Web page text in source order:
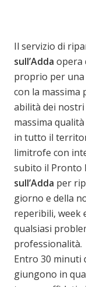
Il servizio di
sull’Adda opera
proprio per
con la massima
abilità dei
massima
in tutto il
limitrofe con
subito il Pronto
sull’Adda per
giorno e della
reperibili, week
qualsiasi
professionalità.
Entro 30 minuti
giungono in